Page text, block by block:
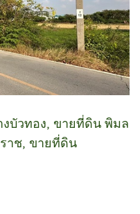
บัวทอง, ขายที่ดิน พิมล
าช, ขายที่ดิน